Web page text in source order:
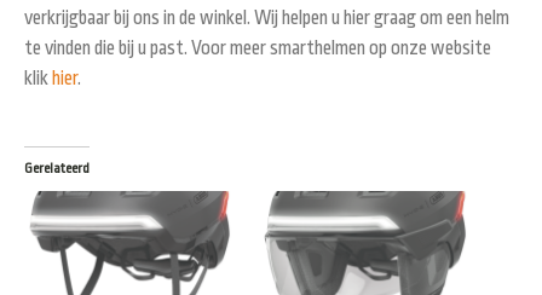
verkrijgbaar bij ons in de winkel. Wij helpen u hier graag om een helm
te vinden die bij u past. Voor meer smarthelmen op onze website
klik hier.
Gerelateerd